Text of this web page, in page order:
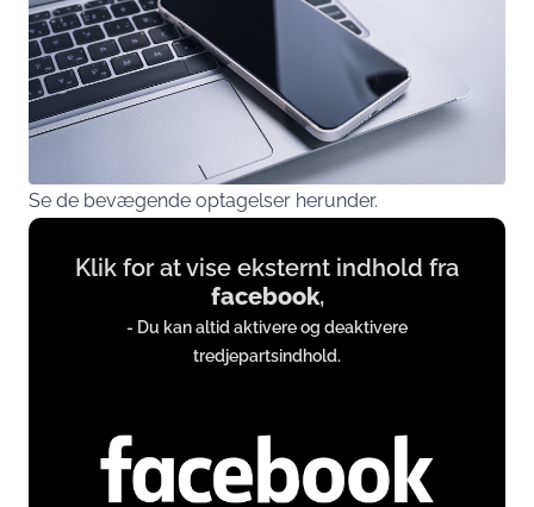
Se de bevægende optagelser herunder.
Display
content
www.facebook.com
Klik for at vise eksternt indhold fra
facebook,
- Du kan altid aktivere og deaktivere
tredjepartsindhold.